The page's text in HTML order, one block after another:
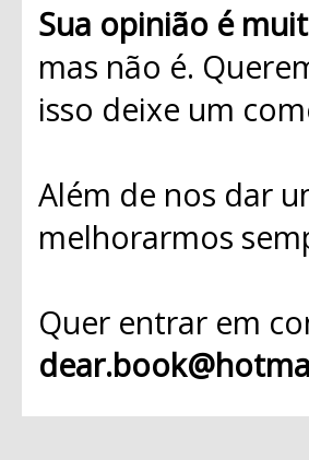
Sua opinião é
mas não é.
isso deixe um
Além de nos dar
melhorarmos
Quer entrar em